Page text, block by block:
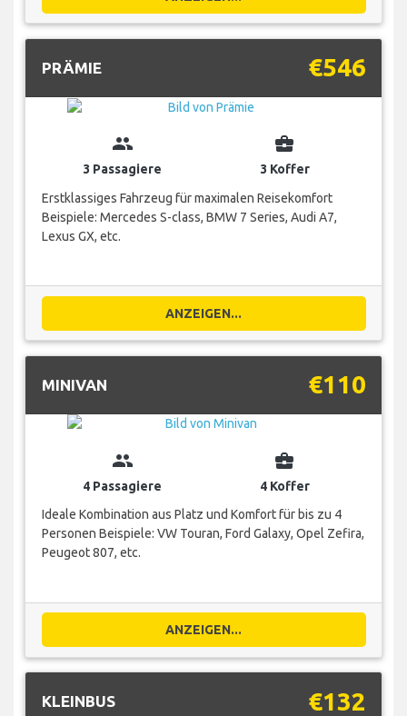
PRÄMIE €546
group
3 Passagiere
business_center
3 Koffer
Erstklassiges Fahrzeug für maximalen Reisekomfort
Beispiele: Mercedes S-class, BMW 7 Series, Audi A7,
Lexus GX, etc.
ANZEIGEN...
MINIVAN €110
group
4 Passagiere
business_center
4 Koffer
Ideale Kombination aus Platz und Komfort für bis zu 4
Personen Beispiele: VW Touran, Ford Galaxy, Opel Zefira,
Peugeot 807, etc.
ANZEIGEN...
KLEINBUS €132